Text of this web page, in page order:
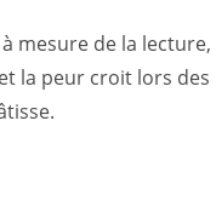
mesure de la lecture,
la peur croit lors des